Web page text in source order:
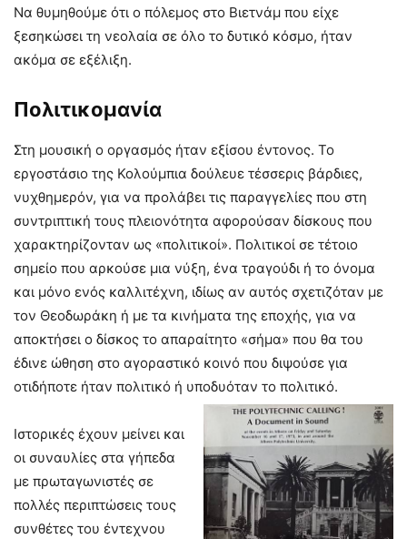
Να θυμηθούμε ότι ο πόλεμος στο Βιετνάμ που είχε
ξεσηκώσει τη νεολαία σε όλο το δυτικό κόσμο, ήταν
ακόμα σε εξέλιξη.
Πολιτικομανία
Στη μουσική ο οργασμός ήταν εξίσου έντονος. Το
εργοστάσιο της Κολούμπια δούλευε τέσσερις βάρδιες,
νυχθημερόν, για να προλάβει τις παραγγελίες που στη
συντριπτική τους πλειονότητα αφορούσαν δίσκους που
χαρακτηρίζονταν ως «πολιτικοί». Πολιτικοί σε τέτοιο
σημείο που αρκούσε μια νύξη, ένα τραγούδι ή το όνομα
και μόνο ενός καλλιτέχνη, ιδίως αν αυτός σχετιζόταν με
τον Θεοδωράκη ή με τα κινήματα της εποχής, για να
αποκτήσει ο δίσκος το απαραίτητο «σήμα» που θα του
έδινε ώθηση στο αγοραστικό κοινό που διψούσε για
οτιδήποτε ήταν πολιτικό ή υποδυόταν το πολιτικό.
Ιστορικές έχουν μείνει και
οι συναυλίες στα γήπεδα
με πρωταγωνιστές σε
πολλές περιπτώσεις τους
συνθέτες του έντεχνου